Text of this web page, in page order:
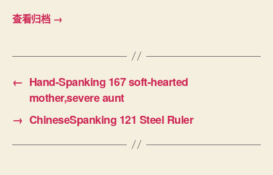
查看归档 →
← Hand-Spanking 167 soft-hearted
mother,severe aunt
→ ChineseSpanking 121 Steel Ruler